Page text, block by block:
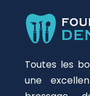
Toutes les
une